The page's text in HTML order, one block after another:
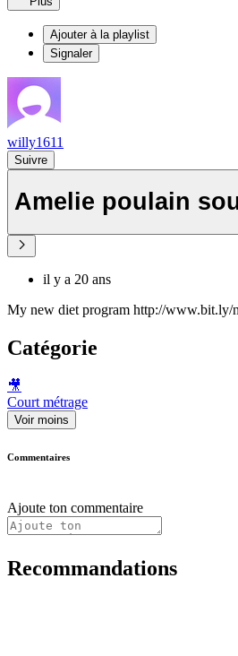
Ajouter à la playlist
Signaler
willy1611
Suivre
Amelie poulain
il y a 20 ans
My new diet program http://www.bit.ly/
Catégorie
🎥
Court métrage
Voir moins
Commentaires
Ajoute ton commentaire
Recommandations